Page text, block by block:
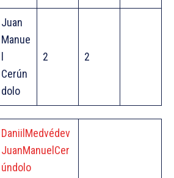
Juan
Manue
Cerún
dolo
2 2
DaniilMedvédev
JuanManuelCer
úndolo